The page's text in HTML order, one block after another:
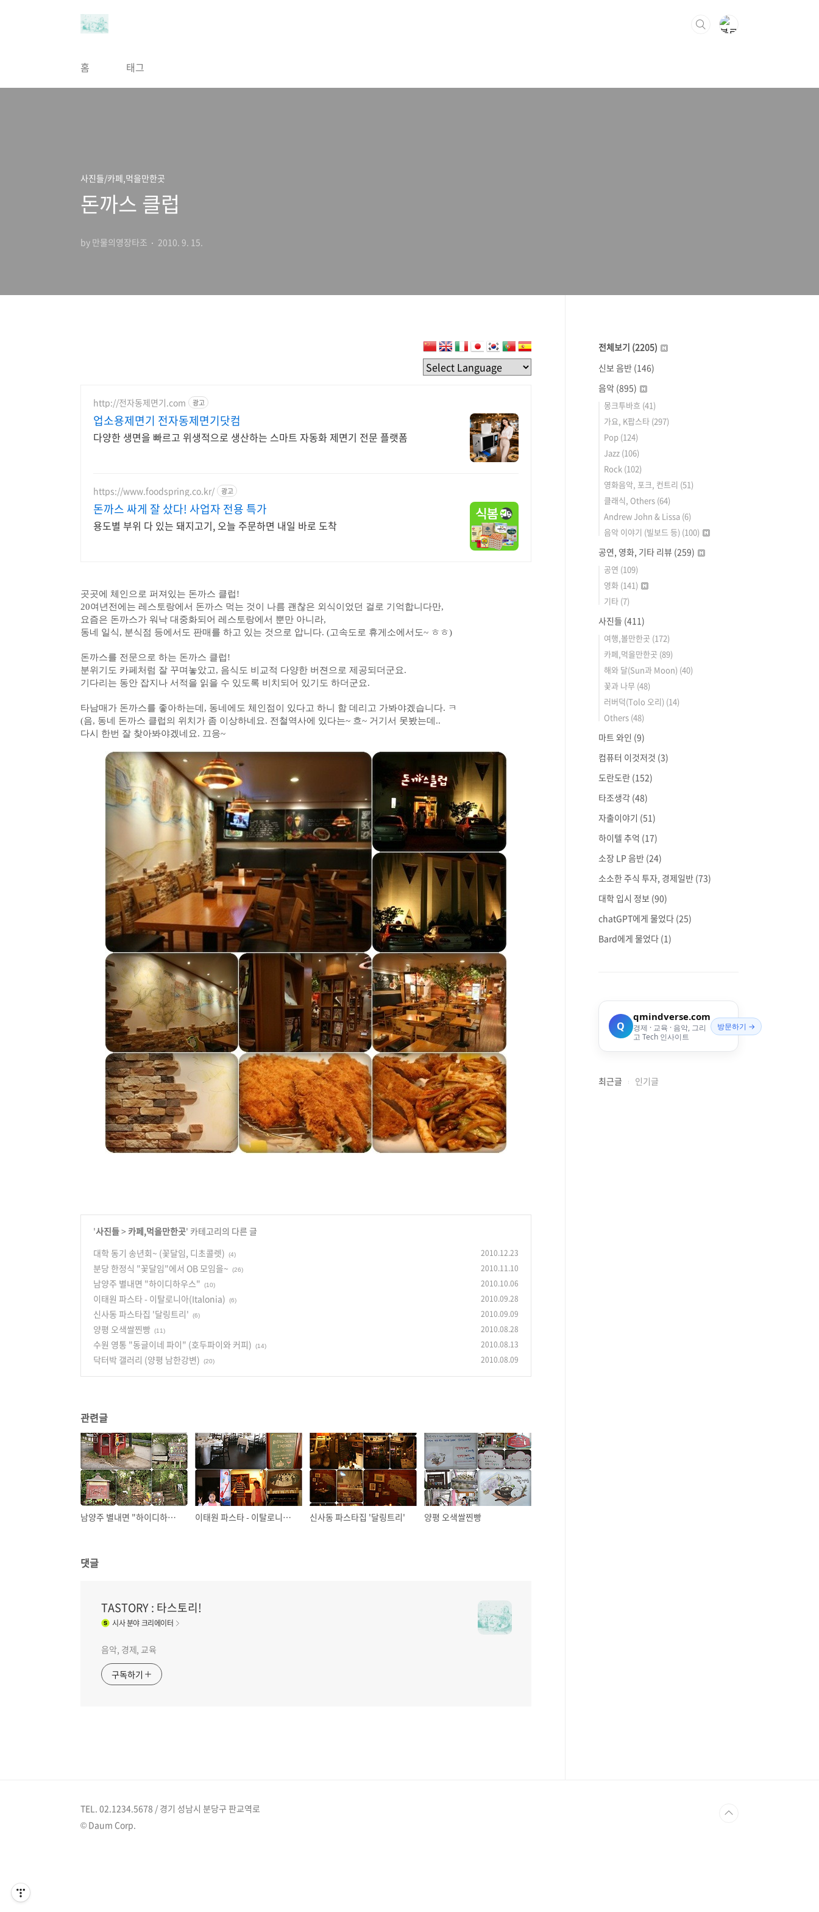
홈 태그
사진들/카페,먹을만한곳
돈까스 클럽
by 만물의영장타조 2010. 9. 15.
http://전자동제면기.com 광고
업소용제면기 전자동제면기닷컴
다양한 생면을 빠르고 위생적으로 생산하는 스마트 자동화 제면기 전문 플랫폼
https://www.foodspring.co.kr/ 광고
돈까스 싸게 잘 샀다! 사업자 전용 특가
용도별 부위 다 있는 돼지고기, 오늘 주문하면 내일 바로 도착
곳곳에 체인으로 퍼져있는 돈까스 클럽!
20여년전에는 레스토랑에서 돈까스 먹는 것이 나름 괜찮은 외식이었던 걸로 기억합니다만,
요즘은 돈까스가 워낙 대중화되어 레스토랑에서 뿐만 아니라,
동네 일식, 분식점 등에서도 판매를 하고 있는 것으로 압니다. (고속도로 휴게소에서도~ ㅎㅎ)
돈까스를 전문으로 하는 돈까스 클럽!
분위기도 카페처럼 잘 꾸며놓았고, 음식도 비교적 다양한 버젼으로 제공되더군요.
기다리는 동안 잡지나 서적을 읽을 수 있도록 비치되어 있기도 하더군요.
타남매가 돈까스를 좋아하는데, 동네에도 체인점이 있다고 하니 함 데리고 가봐야겠습니다. ㅋ
(음, 동네 돈까스 클럽의 위치가 좀 이상하네요. 전철역사에 있다는~ 흐~ 거기서 못봤는데..
다시 한번 잘 찾아봐야겠네요. 끄응~
'사진들> 카페,먹을만한곳' 카테고리의 다른 글
대학 동기 송년회~ (꽃달임, 디초콜렛)
(4) 2010.12.23
분당 한정식 "꽃달임"에서 OB 모임을~ (26) 2010.11.10
남양주 별내면 "하이디하우스" (10) 2010.10.06
이태원 파스타 - 이탈로니아(Italonia) (6) 2010.09.28
신사동 파스타집 '달링트리' (6) 2010.09.09
양평 오색쌀찐빵 (11) 2010.08.28
수원 영통 "동글이네 파이" (호두파이와 커피) (14) 2010.08.13
닥터박 갤러리 (양평 남한강변) (20) 2010.08.09
관련글
남양주 별내면 "하이디하우스" 이태원 파스타 - 이탈로니아(Italonia) 신사동 파스타집 '달링트리' 양평 오색쌀찐빵
댓글
TASTORY : 타스토리!
시사분야 크리에이터
음악, 경제, 교육
구독하기
전체보기 (2205)
신보 음반 (146)
음악 (895)
몽크투바흐 (41)
가요, K팝스타 (297)
Pop (124)
Jazz (106)
Rock (102)
영화음악, 포크, 컨트리 (51)
클래식, Others (64)
Andrew John & Lissa (6)
음악 이야기 (빌보드 등) (100)
공연, 영화, 기타 리뷰 (259)
공연 (109)
영화 (141)
기타 (7)
사진들 (411)
여행,볼만한곳 (172)
카페,먹을만한곳 (89)
해와 달(Sun과 Moon) (40)
꽃과 나무 (48)
러버덕(Tolo 오리) (14)
Others (48)
마트 와인 (9)
컴퓨터 이것저것 (3)
도란도란 (152)
타조생각 (48)
자출이야기 (51)
하이텔 추억 (17)
소장 LP 음반 (24)
소소한 주식 투자, 경제일반 (73)
대학 입시 정보 (90)
chatGPT에게 물었다 (25)
Bard에게 물었다 (1)
Q
qmindverse.com
경제 · 교육 · 음악, 그리
고 Tech 인사이트
방문하기 →
최근글 인기글
TEL. 02.1234.5678 / 경기 성남시 분당구 판교역로
© Daum Corp.